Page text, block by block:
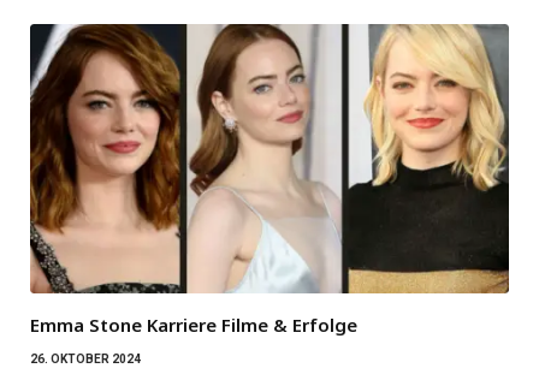
Emma Stone Karriere Filme & Erfolge
26. OKTOBER 2024